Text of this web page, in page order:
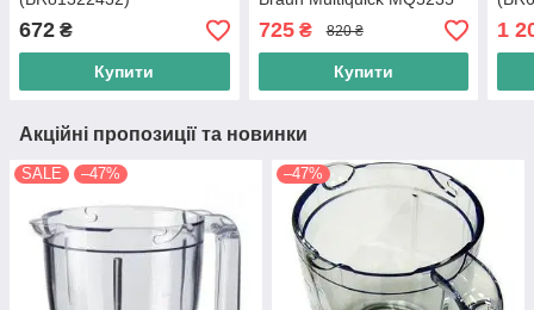
672 ₴
Купити
(BR67050277)
725₴ 820 ₴
Купити
1
Акційні пропозиції та новинки
SALE –47% –47%